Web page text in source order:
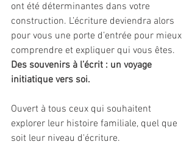
ont été déterminantes dans votre
construction. L’écriture deviendra alors
pour vous une porte d’entrée pour mieux
comprendre et expliquer qui vous êtes.
Des souvenirs à l’écrit : un voyage
initiatique vers soi.
Ouvert à tous ceux qui souhaitent
explorer leur histoire familiale, quel que
soit leur niveau d'écriture.